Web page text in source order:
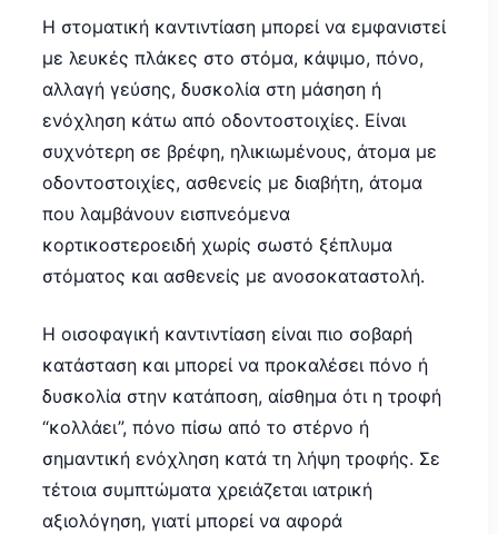
Η στοματική καντιντίαση μπορεί να εμφανιστεί
με λευκές πλάκες στο στόμα, κάψιμο, πόνο,
αλλαγή γεύσης, δυσκολία στη μάσηση ή
ενόχληση κάτω από οδοντοστοιχίες. Είναι
συχνότερη σε βρέφη, ηλικιωμένους, άτομα με
οδοντοστοιχίες, ασθενείς με διαβήτη, άτομα
που λαμβάνουν εισπνεόμενα
κορτικοστεροειδή χωρίς σωστό ξέπλυμα
στόματος και ασθενείς με ανοσοκαταστολή.
Η οισοφαγική καντιντίαση είναι πιο σοβαρή
κατάσταση και μπορεί να προκαλέσει πόνο ή
δυσκολία στην κατάποση, αίσθημα ότι η τροφή
“κολλάει”, πόνο πίσω από το στέρνο ή
σημαντική ενόχληση κατά τη λήψη τροφής. Σε
τέτοια συμπτώματα χρειάζεται ιατρική
αξιολόγηση, γιατί μπορεί να αφορά